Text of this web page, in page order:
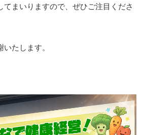
てまいりますので、ぜひご注目くださ
たします。